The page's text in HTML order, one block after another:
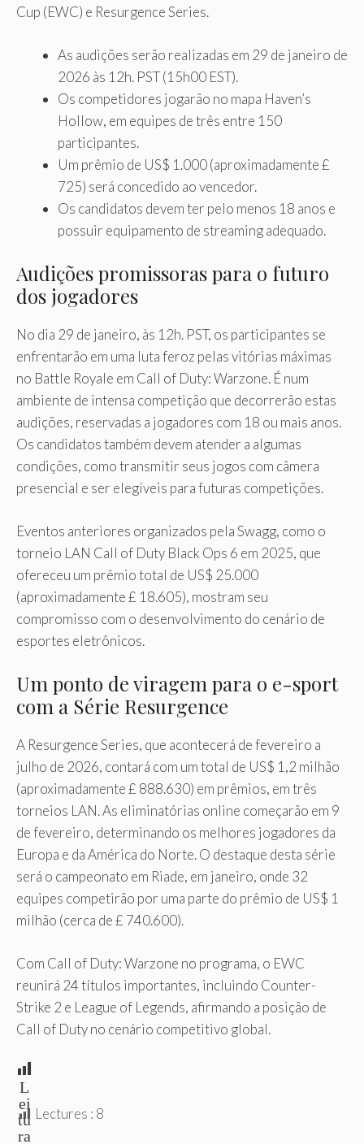
Cup (EWC) e Resurgence Series.
As audições serão realizadas em 29 de janeiro de
2026 às 12h. PST (15h00 EST).
Os competidores jogarão no mapa Haven’s
Hollow, em equipes de três entre 150
participantes.
Um prêmio de US$ 1.000 (aproximadamente £
725) será concedido ao vencedor.
Os candidatos devem ter pelo menos 18 anos e
possuir equipamento de streaming adequado.
Audições promissoras para o futuro
dos jogadores
No dia 29 de janeiro, às 12h. PST, os participantes se
enfrentarão em uma luta feroz pelas vitórias máximas
no Battle Royale em Call of Duty: Warzone. É num
ambiente de intensa competição que decorrerão estas
audições, reservadas a jogadores com 18 ou mais anos.
Os candidatos também devem atender a algumas
condições, como transmitir seus jogos com câmera
presencial e ser elegíveis para futuras competições.
Eventos anteriores organizados pela Swagg, como o
torneio LAN Call of Duty Black Ops 6 em 2025, que
ofereceu um prêmio total de US$ 25.000
(aproximadamente £ 18.605), mostram seu
compromisso com o desenvolvimento do cenário de
esportes eletrônicos.
Um ponto de viragem para o e-sport
com a Série Resurgence
A Resurgence Series, que acontecerá de fevereiro a
julho de 2026, contará com um total de US$ 1,2 milhão
(aproximadamente £ 888.630) em prêmios, em três
torneios LAN. As eliminatórias online começarão em 9
de fevereiro, determinando os melhores jogadores da
Europa e da América do Norte. O destaque desta série
será o campeonato em Riade, em janeiro, onde 32
equipes competirão por uma parte do prêmio de US$ 1
milhão (cerca de £ 740.600).
Com Call of Duty: Warzone no programa, o EWC
reunirá 24 títulos importantes, incluindo Counter-
Strike 2 e League of Legends, afirmando a posição de
Call of Duty no cenário competitivo global.
L
ei
tu
ra
Lectures : 8